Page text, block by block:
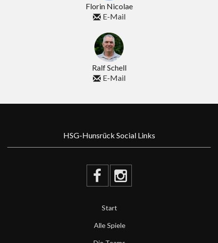
Florin Nicolae
E-Mail
Ralf Schell
E-Mail
HSG-Hunsrück Social Links
Start
Alle Spiele